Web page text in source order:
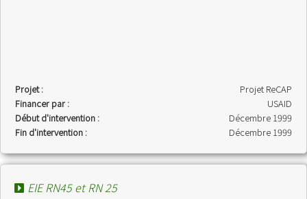
Projet :
Projet ReCAP
Financer par :
USAID
Début d'intervention :
Décembre 1999
Fin d'intervention :
Décembre 1999
EIE RN45 et RN 25